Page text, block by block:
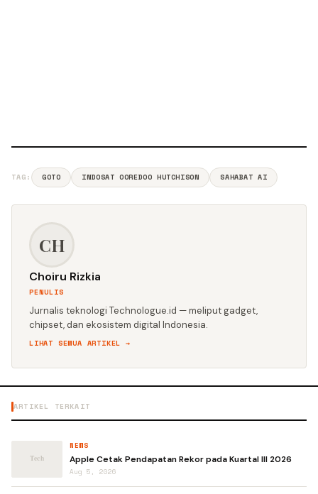
TAG: GOTO INDOSAT OOREDOO HUTCHISON SAHABAT AI
CH
Choiru Rizkia
PENULIS
Jurnalis teknologi Technologue.id — meliput gadget,
chipset, dan ekosistem digital Indonesia.
LIHAT SEMUA ARTIKEL →
ARTIKEL TERKAIT
NEWS
Apple Cetak Pendapatan Rekor pada Kuartal III 2026
Aug 5, 2026